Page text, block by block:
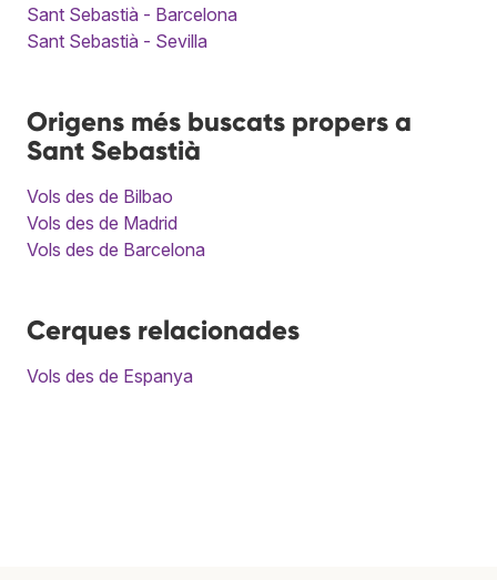
Sant Sebastià - Barcelona
Sant Sebastià - Sevilla
Origens més buscats propers a
Sant Sebastià
Vols des de Bilbao
Vols des de Madrid
Vols des de Barcelona
Cerques relacionades
Vols des de Espanya